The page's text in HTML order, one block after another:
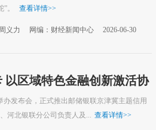
”。
查看详情>>
义力 网编：财经新闻中心 2026-06-30
以区域特色金融创新激活协
发布会，正式推出邮储银联京津冀主题信用
河北银联分公司负责人及...
查看详情>>